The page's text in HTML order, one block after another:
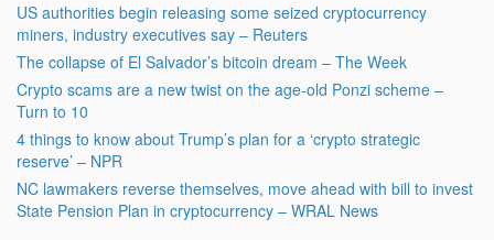
US authorities begin releasing some seized cryptocurrency
miners, industry executives say – Reuters
The collapse of El Salvador’s bitcoin dream – The Week
Crypto scams are a new twist on the age-old Ponzi scheme –
Turn to 10
4 things to know about Trump’s plan for a ‘crypto strategic
reserve’ – NPR
NC lawmakers reverse themselves, move ahead with bill to invest
State Pension Plan in cryptocurrency – WRAL News